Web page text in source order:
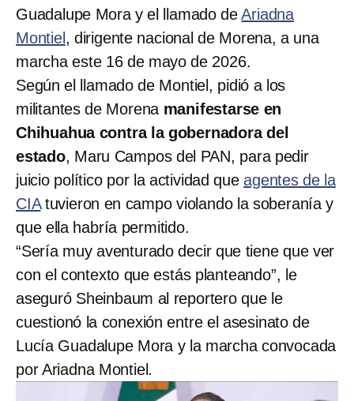
Guadalupe Mora y el llamado deAriadna
Montiel , dirigente nacional de Morena, a una
marcha este 16 de mayo de 2026.
Según el llamado de Montiel, pidió a los
militantes de Morena manifestarse en
Chihuahua contra la gobernadora del
estado, Maru Campos del PAN, para pedir
juicio político por la actividad queagentes de la
CIAtuvieron en campo violando la soberanía y
que ella habría permitido.
“Sería muy aventurado decir que tiene que ver
con el contexto que estás planteando”, le
aseguró Sheinbaum al reportero que le
cuestionó la conexión entre el asesinato de
Lucía Guadalupe Mora y la marcha convocada
por Ariadna Montiel.